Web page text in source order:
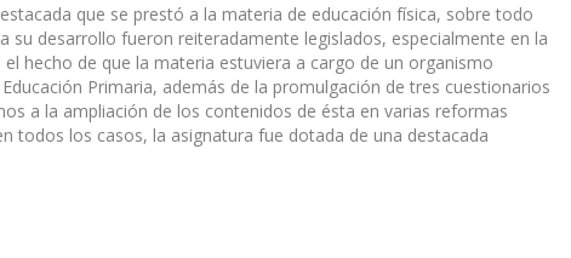
que se prestó a la materia de educación física, sobre todo
desarrollo fueron reiteradamente legislados, especialmente en la
hecho de que la materia estuviera a cargo de un organismo
Primaria, además de la promulgación de tres cuestionarios
a la ampliación de los contenidos de ésta en varias reformas
todos los casos, la asignatura fue dotada de una destacada